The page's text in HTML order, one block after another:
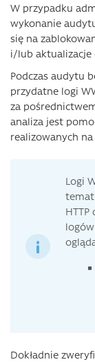
W przypadku
wykonanie
się na
i/lub aktualizacje
Podczas audytu
przydatne logi
za
analiza jest
realizowanych
Logi
temat
HTTP
Dokładnie